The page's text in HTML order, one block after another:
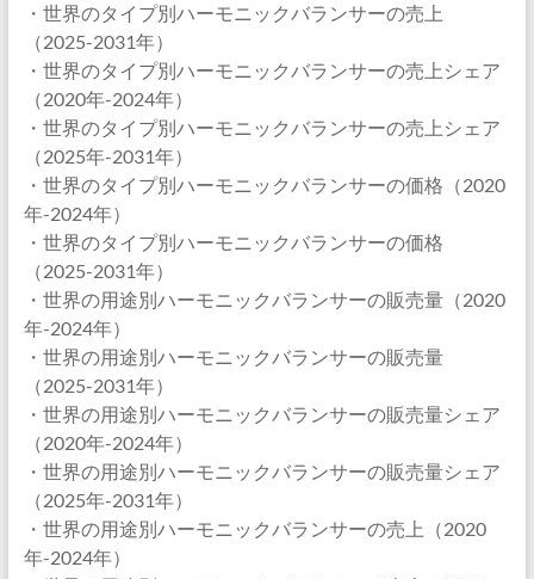
・世界のタイプ別ハーモニックバランサーの売上
（2025-2031年）
・世界のタイプ別ハーモニックバランサーの売上シェア
（2020年-2024年）
・世界のタイプ別ハーモニックバランサーの売上シェア
（2025年-2031年）
・世界のタイプ別ハーモニックバランサーの価格（2020
年-2024年）
・世界のタイプ別ハーモニックバランサーの価格
（2025-2031年）
・世界の用途別ハーモニックバランサーの販売量（2020
年-2024年）
・世界の用途別ハーモニックバランサーの販売量
（2025-2031年）
・世界の用途別ハーモニックバランサーの販売量シェア
（2020年-2024年）
・世界の用途別ハーモニックバランサーの販売量シェア
（2025年-2031年）
・世界の用途別ハーモニックバランサーの売上（2020
年-2024年）